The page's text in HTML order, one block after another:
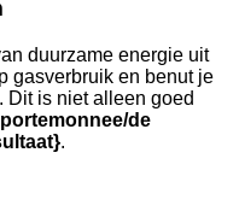
duurzame energie uit
gasverbruik en benut je
Dit is niet alleen goed
de
.